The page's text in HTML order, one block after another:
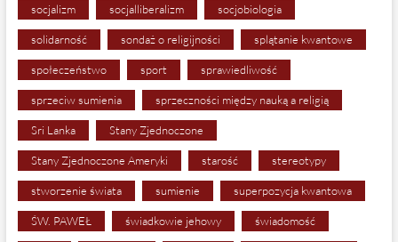
socjalizm socjalliberalizm socjobiologia
solidarność sondaż o religijności splątanie kwantowe
społeczeństwo sport sprawiedliwość
sprzeciw sumienia sprzeczności między nauką a religią
Sri Lanka Stany Zjednoczone
Stany Zjednoczone Ameryki starość stereotypy
stworzenie świata sumienie superpozycja kwantowa
ŚW. PAWEŁ świadkowie jehowy świadomość